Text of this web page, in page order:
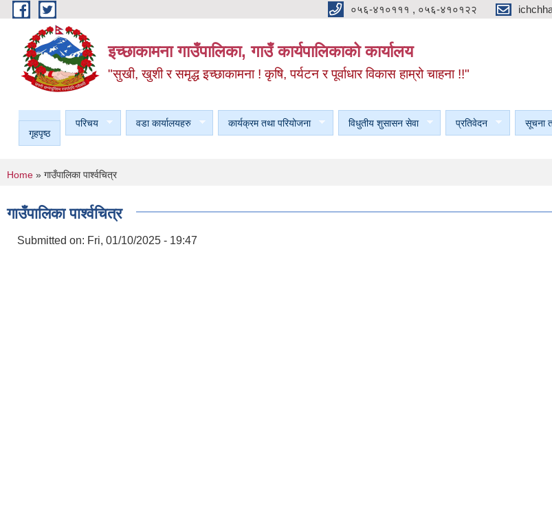
Skip to main content ०५६-४१०१११ , ०५६-४१०१२२
इच्छाकामना गाउँपालिका, गाउँ कार्यपालिकाको कार्यालय
"सुखी, खुशी र समृद्ध इच्छाकामना ! कृषि, पर्यटन र पूर्वाधार विकास हाम्रो चाहना !!"
गृहपृष्ठ
परिचय वडा कार्यालयहरु कार्यक्रम तथा परियोजना विधुतीय शुसासन सेवा प्रतिवेदन सूचना
You are here
Home » गाउँपालिका पार्श्वचित्र
गाउँपालिका पार्श्वचित्र
Submitted on: Fri, 01/10/2025 - 19:47